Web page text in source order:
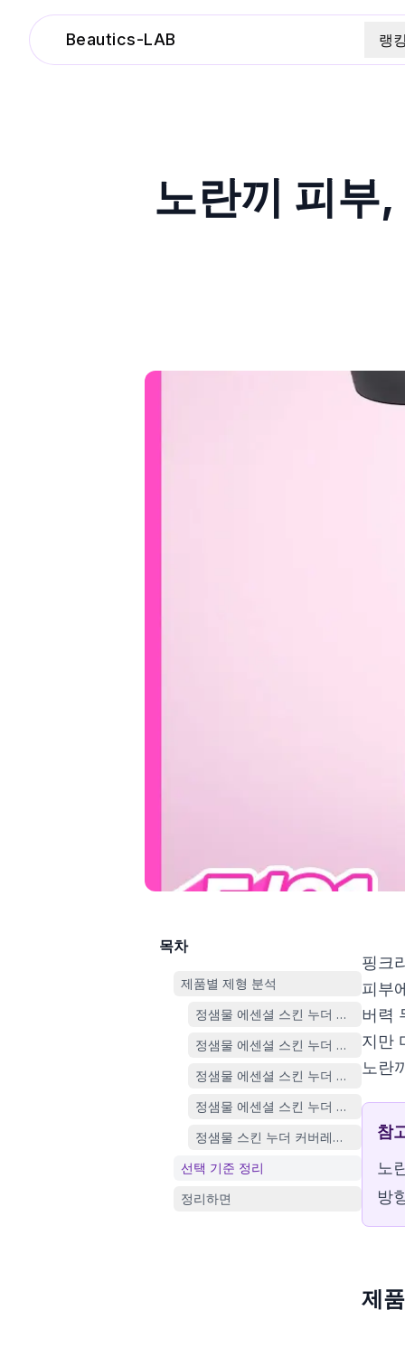
Beautics-LAB 랭
노란끼 피부
목차
제품별 제형 분석
정샘물 에센셜 스킨 누더 쿠션 (맑은
정샘물 에센셜 스킨 누더 쿠션 (OY
정샘물 에센셜 스킨 누더 쿠션 (글로
정샘물 에센셜 스킨 누더 롱웨어 쿠
정샘물 스킨 누더 커버레이어 쿠션 (
선택 기준 정리
정리하면
핑크
피부
버력
지만
노란
참
노
방
제